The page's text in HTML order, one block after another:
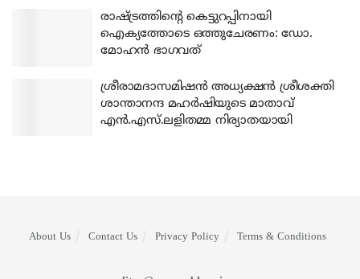
രാഷ്ട്രത്തിന്റെ കെട്ടുറപ്പിനായി
ഐക്യത്തോടെ ഒത്തുചേരണം: ഡോ.
മോഹന്‍ ഭാഗവത്
ശ്രീരാമദാസമിഷന്‍ അധ്യക്ഷന്‍ ശ്രീശക്തി
ശാന്താനന്ദ മഹര്‍ഷിയുടെ മാതാവ്
എന്‍.എസ്.ലളിതമ്മ നിര്യാതയായി
About Us Contact Us Privacy Policy Terms & Conditions